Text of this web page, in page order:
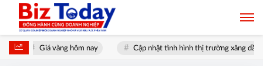
Giá vàng hôm nay Cập nhật tình hình thị trường xăng dầu